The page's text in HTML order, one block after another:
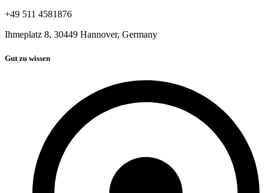
+49 511 4581876
Ihmeplatz 8, 30449 Hannover, Germany
Gut zu wissen